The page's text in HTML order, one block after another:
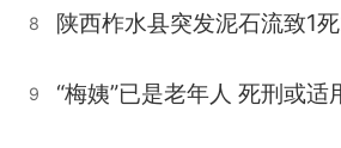
8
9